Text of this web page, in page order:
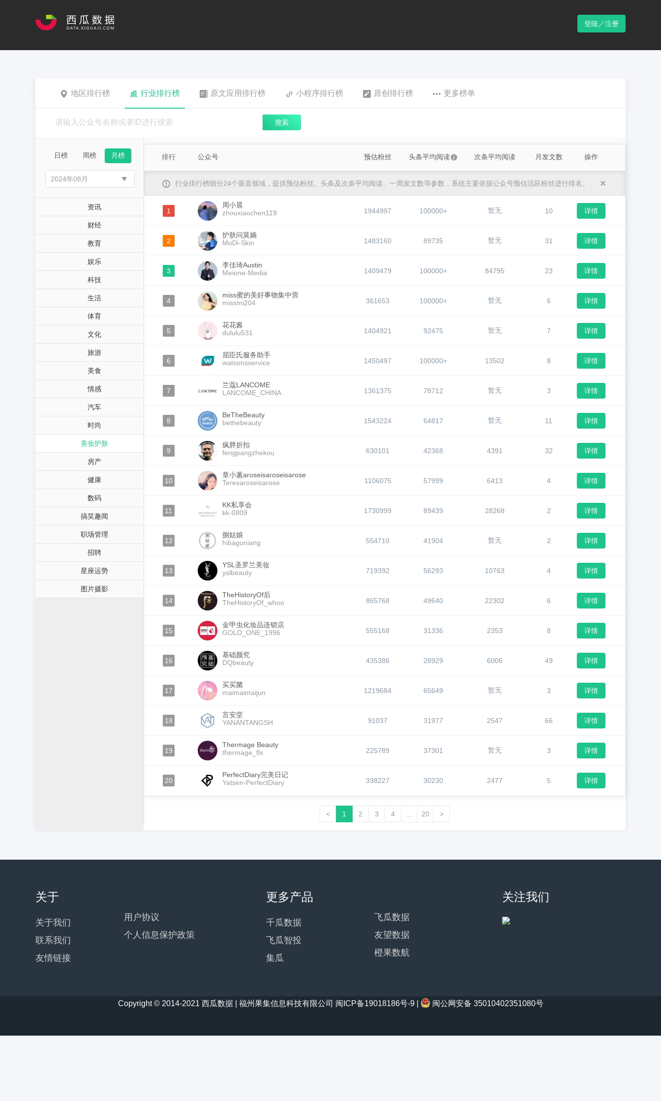
登陆／注册
地区排行榜 行业排行榜 原文应用排行榜 小程序排行榜 原创排行榜 更多榜单
搜索
日榜 周榜 月榜
资讯
财经
教育
娱乐
科技
生活
体育
文化
旅游
美食
情感
汽车
时尚
美妆护肤
房产
健康
数码
搞笑趣闻
职场管理
招聘
星座运势
图片摄影
排行 公众号 预估粉丝 头条平均阅读 次条平均阅读 月发文数 操作
行业排行榜细分24个垂直领域，提供预估粉丝、头条及次条平均阅读、一周发文数等参数，系统主要依据公众号预估活跃粉丝进行排名。
1
周小晨
zhouxiaochen119
1944997 100000+ 暂无 10 详情
2
护肤问莫嫡
MoDi-Skin
1483160 89735 暂无 31 详情
3
李佳琦Austin
Meione-Media
1409479 100000+ 84795 23 详情
4
miss蜜的美好事物集中营
missmi204
361653 100000+ 暂无 6 详情
5
花花酱
dululu531
1404921 92475 暂无 7 详情
6
屈臣氏服务助手
watsonsservice
1450497 100000+ 13502 8 详情
7
兰蔻LANCOME
LANCOME_CHINA
1361375 78712 暂无 3 详情
8
BeTheBeauty
bethebeauty
1543224 64817 暂无 11 详情
9
疯胖折扣
fengpangzhekou
630101 42368 4391 32 详情
10
章小蕙aroseisaroseisarose
Teresaroseisarose
1106075 57999 6413 4 详情
11
KK私享会
kk-0809
1730999 89439 28268 2 详情
12
捌姑娘
hibaguniang
554710 41904 暂无 2 详情
13
YSL圣罗兰美妆
yslbeauty
719392 56293 10763 4 详情
14
TheHistoryOf后
TheHistoryOf_whoo
865768 49640 22302 6 详情
15
金甲虫化妆品连锁店
GOLD_ONE_1996
555168 31336 2353 8 详情
16
基础颜究
DQbeauty
435386 28929 6006 49 详情
17
买买菌
maimaimaijun
1219684 65649 暂无 3 详情
18
言安堂
YANANTANGSH
91037 31977 2547 66 详情
19
Thermage Beauty
thermage_flx
225789 37301 暂无 3 详情
20
PerfectDiary完美日记
Yatsen-PerfectDiary
338227 30230 2477 5 详情
< 1 2 3 4 20 >
关于
关于我们
联系我们
友情链接
用户协议
个人信息保护政策
更多产品
千瓜数据
飞瓜智投
集瓜
飞瓜数据
友望数据
橙果数航
关注我们
Copyright © 2014-2021 西瓜数据 | 福州果集信息科技有限公司 闽ICP备19018186号-9 闽公网安备 35010402351080号